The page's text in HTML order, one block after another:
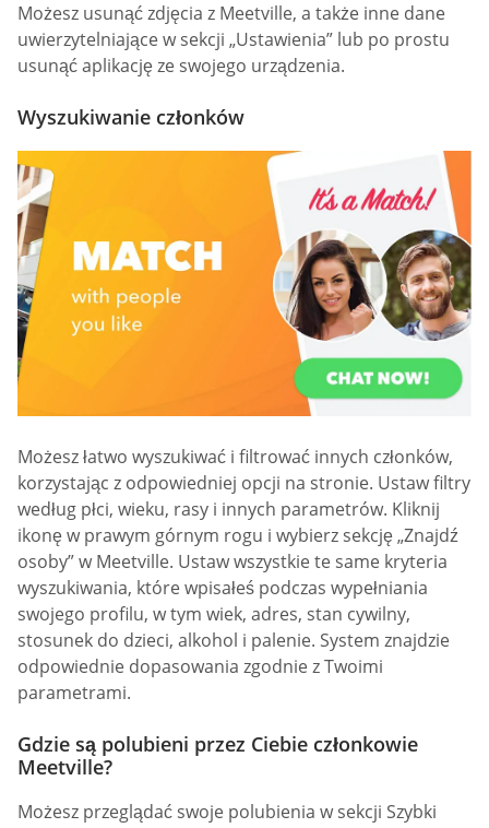
Możesz usunąć zdjęcia z Meetville, a także inne dane
uwierzytelniające w sekcji „Ustawienia” lub po prostu
usunąć aplikację ze swojego urządzenia.
Wyszukiwanie członków
Możesz łatwo wyszukiwać i filtrować innych członków,
korzystając z odpowiedniej opcji na stronie. Ustaw filtry
według płci, wieku, rasy i innych parametrów. Kliknij
ikonę w prawym górnym rogu i wybierz sekcję „Znajdź
osoby” w Meetville. Ustaw wszystkie te same kryteria
wyszukiwania, które wpisałeś podczas wypełniania
swojego profilu, w tym wiek, adres, stan cywilny,
stosunek do dzieci, alkohol i palenie. System znajdzie
odpowiednie dopasowania zgodnie z Twoimi
parametrami.
Gdzie są polubieni przez Ciebie członkowie
Meetville?
Możesz przeglądać swoje polubienia w sekcji Szybki